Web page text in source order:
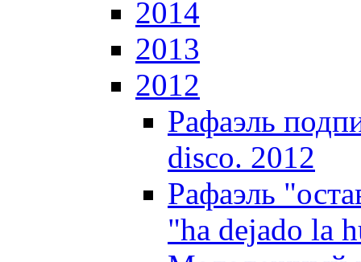
2014
2013
2012
Рафаэль
disco. 2012
Рафаэль
"ha dejado la